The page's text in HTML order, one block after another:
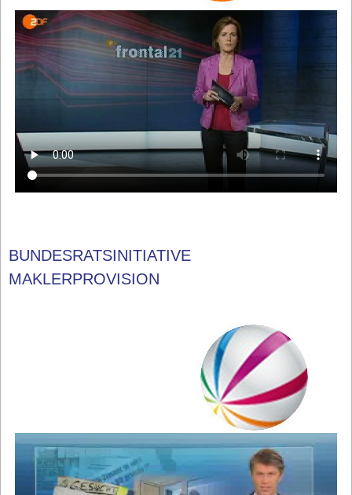
BUNDESRATSINITIATIVE
MAKLERPROVISION